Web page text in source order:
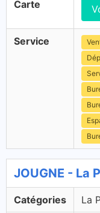
Carte
Service
JOUGNE - La
Catégories La